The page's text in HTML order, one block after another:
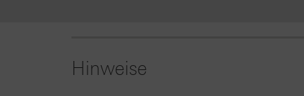
Hinweise